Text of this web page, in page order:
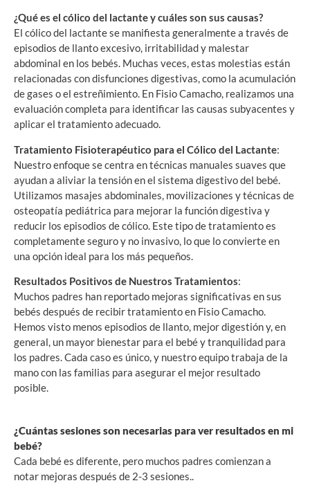
¿Qué es el cólico del lactante y cuáles son sus causas?
El cólico del lactante se manifiesta generalmente a través de
episodios de llanto excesivo, irritabilidad y malestar
abdominal en los bebés. Muchas veces, estas molestias están
relacionadas con disfunciones digestivas, como la acumulación
de gases o el estreñimiento. En Fisio Camacho, realizamos una
evaluación completa para identificar las causas subyacentes y
aplicar el tratamiento adecuado.
Tratamiento Fisioterapéutico para el Cólico del Lactante:
Nuestro enfoque se centra en técnicas manuales suaves que
ayudan a aliviar la tensión en el sistema digestivo del bebé.
Utilizamos masajes abdominales, movilizaciones y técnicas de
osteopatía pediátrica para mejorar la función digestiva y
reducir los episodios de cólico. Este tipo de tratamiento es
completamente seguro y no invasivo, lo que lo convierte en
una opción ideal para los más pequeños.
Resultados Positivos de Nuestros Tratamientos:
Muchos padres han reportado mejoras significativas en sus
bebés después de recibir tratamiento en Fisio Camacho.
Hemos visto menos episodios de llanto, mejor digestión y, en
general, un mayor bienestar para el bebé y tranquilidad para
los padres. Cada caso es único, y nuestro equipo trabaja de la
mano con las familias para asegurar el mejor resultado
posible.
¿Cuántas sesiones son necesarias para ver resultados en mi
bebé?
Cada bebé es diferente, pero muchos padres comienzan a
notar mejoras después de 2-3 sesiones..